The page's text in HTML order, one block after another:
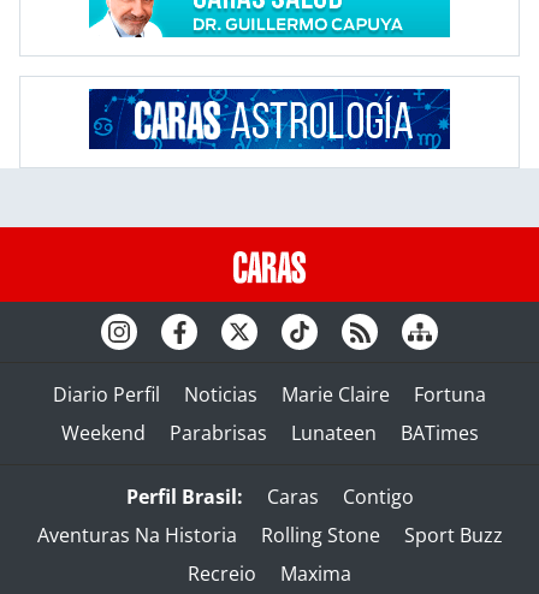
Diario Perfil Noticias Marie Claire
Fortuna
Weekend
Parabrisas Lunateen BATimes
Perfil Brasil: Caras
Contigo
Aventuras Na Historia
Rolling Stone
Sport Buzz
Recreio
Maxima